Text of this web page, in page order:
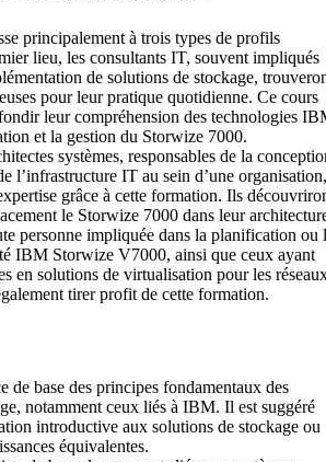
principalement à trois types de profils
lieu, les consultants IT, souvent impliqués
de solutions de stockage,
pour leur pratique quotidienne. Ce cours
leur compréhension des technologies
et la gestion du Storwize 7000.
systèmes, responsables de la
l’infrastructure IT au sein d’une organisation,
grâce à cette formation. Ils
le Storwize 7000 dans leur
personne impliquée dans la planification ou
IBM Storwize V7000, ainsi que ceux ayant
en solutions de virtualisation pour les
tirer profit de cette formation.
de base des principes fondamentaux des
notamment ceux liés à IBM. Il est suggéré
introductive aux solutions de stockage ou
équivalentes.